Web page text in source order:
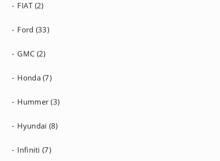
FIAT (2)
Ford (33)
GMC (2)
Honda (7)
Hummer (3)
Hyundai (8)
Infiniti (7)